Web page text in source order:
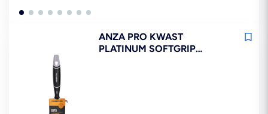
ANZA PRO KWAST
PLATINUM SOFTGRIP